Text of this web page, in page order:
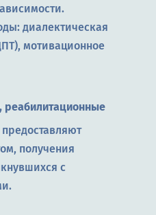
диалектическая
мотивационное
реабилитационные
получения
с